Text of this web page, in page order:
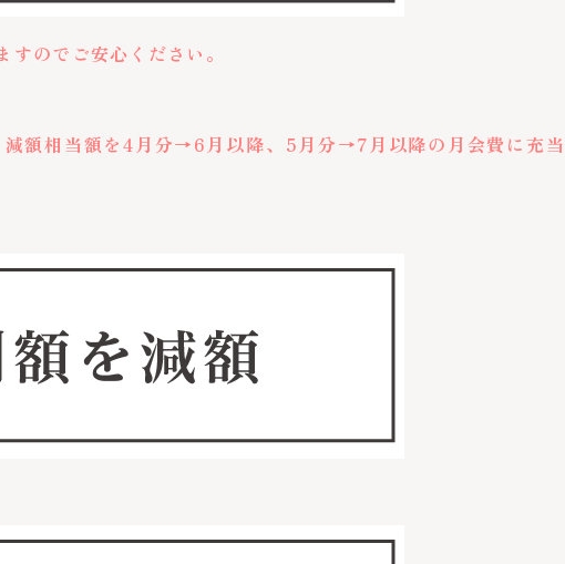
のでご安心ください。
減額相当額を4月分→6月以降、5月分→7月以降の月会費に充当